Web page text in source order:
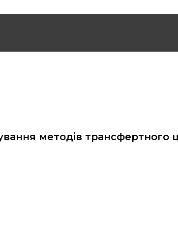
методів трансфертного